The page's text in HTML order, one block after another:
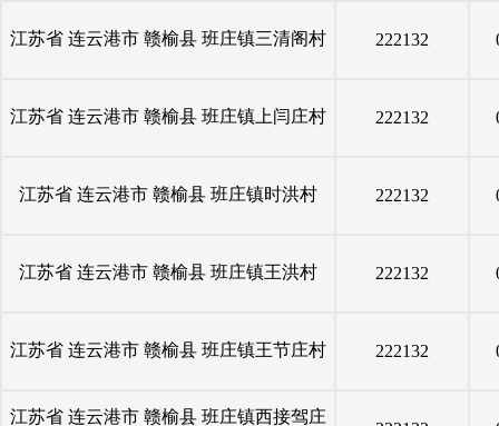
江苏省 连云港市 赣榆县 班庄镇三清阁村 222132
江苏省 连云港市 赣榆县 班庄镇上闫庄村 222132
江苏省 连云港市 赣榆县 班庄镇时洪村 222132
江苏省 连云港市 赣榆县 班庄镇王洪村 222132
江苏省 连云港市 赣榆县 班庄镇王节庄村 222132
江苏省 连云港市 赣榆县 班庄镇西接驾庄